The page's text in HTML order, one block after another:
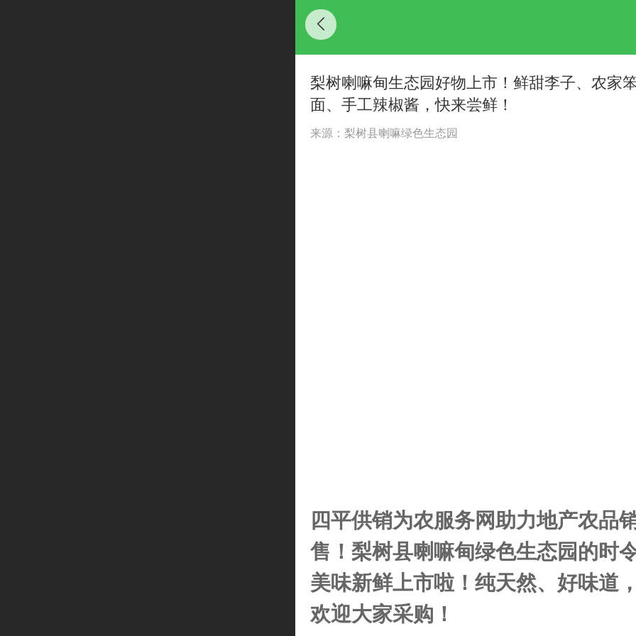
梨树喇嘛甸生态园好物上市！鲜甜李子、农家
面、手工辣椒酱，快来尝鲜！
来源：梨树县喇嘛绿色生态园
四平供销为农服务网助力地产农品
售！梨树县喇嘛甸绿色生态园的时
美味新鲜上市啦！纯天然、好味道
欢迎大家采购！